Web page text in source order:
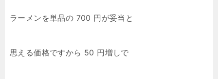
ラーメンを単品の 700 円が妥当と
思える価格ですから 50 円増しで